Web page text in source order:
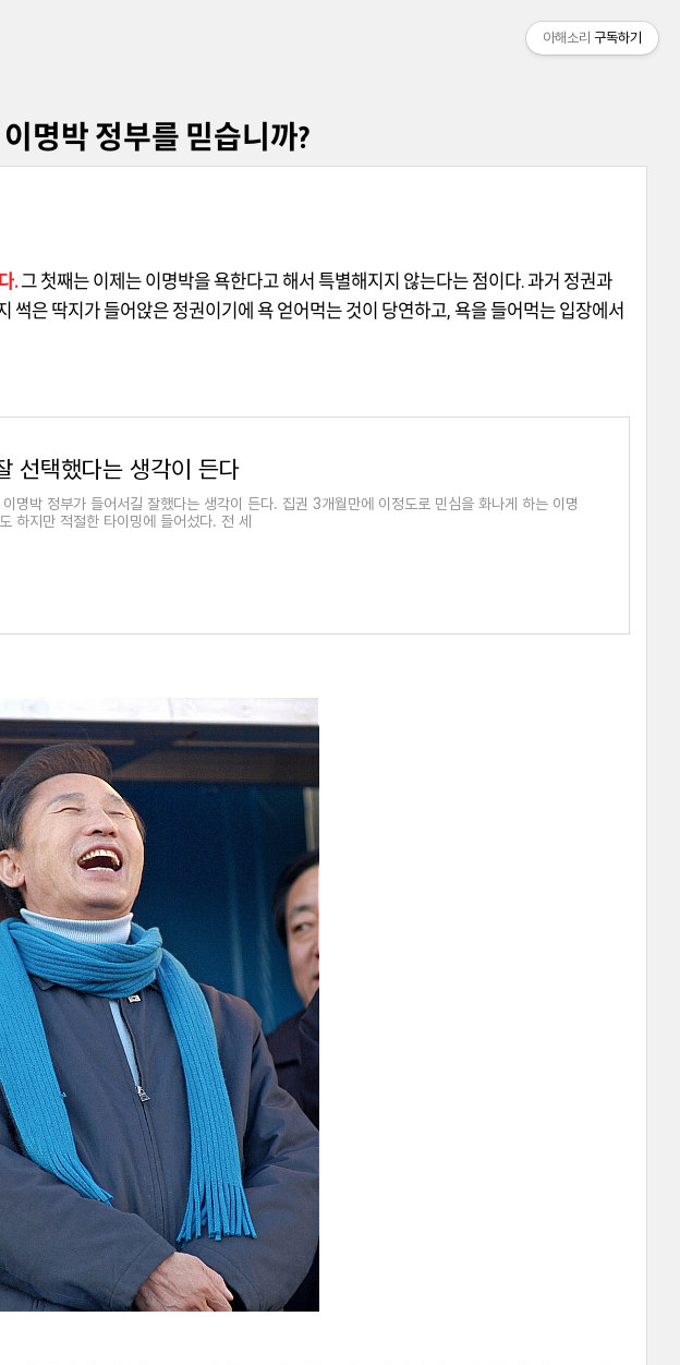
명박 정부를 믿습니까?
. 그 첫째는 이제는 이명박을 욕한다고 해서 특별해지지 않는다는 점이다 과거 정권과
썩은 딱지가 들어앉은 정권이기에 욕 얻어먹는 것이 당연하고 욕을 들어먹는 입장에서
선택했다는 생각이 든다
명박 정부가 들어서길 잘했다는 생각이 든다. 집권 3개월만에 이정도로 민심을 화나게 하는 이명
하지만 적절한 타이밍에 들어섰다. 전 세
아해소리 구독하기